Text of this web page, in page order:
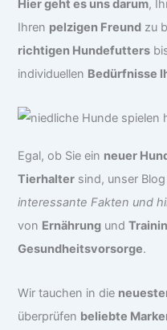
Hier geht es uns darum,
Ihren pelzigen Freund zu
richtigen Hundefutters
individuellen Bedürfnisse
Egal, ob Sie ein neuer
Tierhalter sind, unser
interessante Fakten und
von Ernährung und
Gesundheitsvorsorge.
Wir tauchen in die
überprüfen beliebte